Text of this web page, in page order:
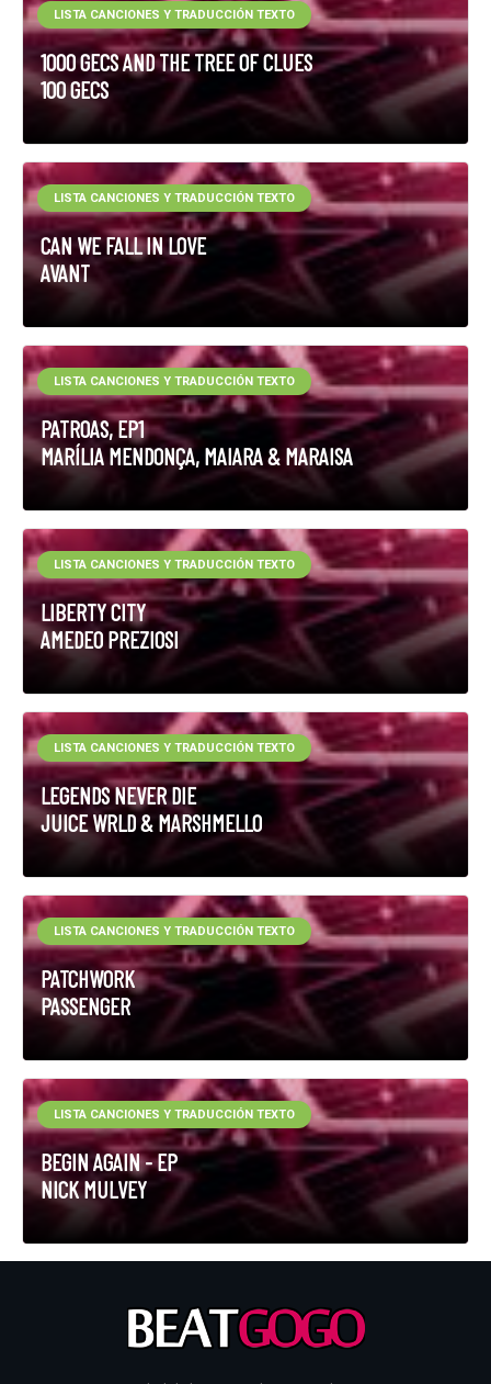
1000 GECS AND THE TREE OF CLUES
100 GECS
LISTA CANCIONES Y TRADUCCIÓN TEXTO
CAN WE FALL IN LOVE
AVANT
LISTA CANCIONES Y TRADUCCIÓN TEXTO
PATROAS, EP1
MARÍLIA MENDONÇA, MAIARA & MARAISA
LISTA CANCIONES Y TRADUCCIÓN TEXTO
LIBERTY CITY
AMEDEO PREZIOSI
LISTA CANCIONES Y TRADUCCIÓN TEXTO
LEGENDS NEVER DIE
JUICE WRLD & MARSHMELLO
LISTA CANCIONES Y TRADUCCIÓN TEXTO
PATCHWORK
PASSENGER
LISTA CANCIONES Y TRADUCCIÓN TEXTO
BEGIN AGAIN - EP
NICK MULVEY
LISTA CANCIONES Y TRADUCCIÓN TEXTO